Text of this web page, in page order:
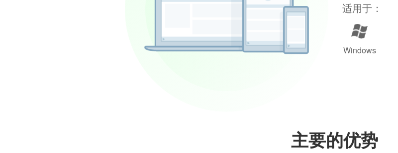
适用于：
Windows
主要的优势